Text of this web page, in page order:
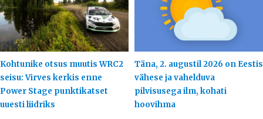
Kohtunike otsus muutis WRC2
seisu: Virves kerkis enne
Power Stage punktikatset
uuesti liidriks
Täna, 2. augustil 2026 on Eestis
vähese ja vahelduva
pilvisusega ilm, kohati
hoovihma